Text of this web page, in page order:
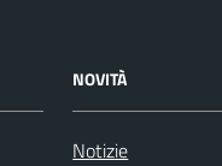
NOVITÀ
Notizie